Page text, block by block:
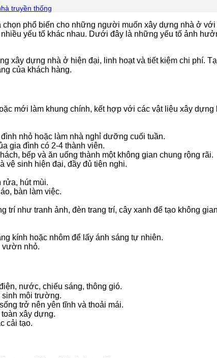
truyền thống
phổ biến cho những người muốn xây dựng nhà ở
yếu tố khác nhau. Dưới đây là những yếu tố ảnh
xây dựng nhà ở hiện đại, linh hoạt và tiết kiệm chi phí.
của khách hàng.
mới làm khung chính, kết hợp với các vật liệu xây
nhỏ hoặc làm nhà nghỉ dưỡng cuối tuần.
gia đình có 2-4 thành viên.
bếp và ăn uống thành một không gian chung rộng rãi.
vệ sinh hiện đại, đầy đủ tiện nghi.
rửa, hút mùi.
bàn làm việc.
trí như tranh ảnh, đèn trang trí, cây xanh để tạo không
kính hoặc nhôm để lấy ánh sáng tự nhiên.
vườn nhỏ.
nước, chiếu sáng, thông gió.
môi trường.
trở nên yên tĩnh và thoải mái.
xây dựng.
cải tạo.